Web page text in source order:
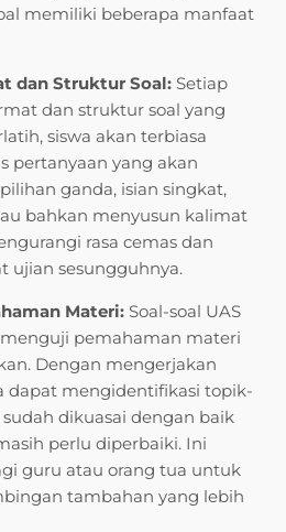
memiliki beberapa manfaat
dan Struktur Soal: Setiap
dan struktur soal yang
siswa akan terbiasa
pertanyaan yang akan
ganda, isian singkat,
bahkan menyusun kalimat
rasa cemas dan
ujian sesungguhnya.
Materi: Soal-soal UAS
pemahaman materi
Dengan mengerjakan
dapat mengidentifikasi topik-
dikuasai dengan baik
perlu diperbaiki. Ini
guru atau orang tua untuk
tambahan yang lebih